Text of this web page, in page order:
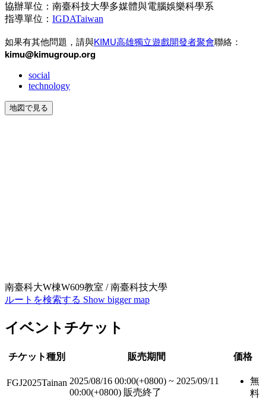
協辦單位：南臺科技大學多媒體與電腦娛樂科學系
指導單位： IGDATaiwan
如果有其他問題，請與KIMU高雄獨立遊戲開發者聚會聯絡：
kimu@kimugroup.org
social
technology
地図で見る
南臺科大W棟W609教室 / 南臺科技大學
ルートを検索する Show bigger map
イベントチケット
チケット種別 販売期間 価格
FGJ2025Tainan 2025/08/16 00:00(+0800) ~ 2025/09/11
00:00(+0800) 販売終了
無
料